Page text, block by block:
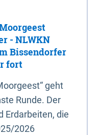
- NLWKN
Bissendorfer
fort
geht
Runde. Der
Erdarbeiten, die
2026